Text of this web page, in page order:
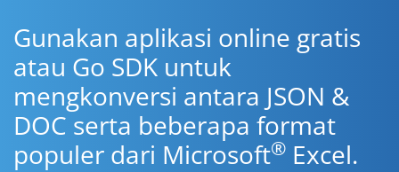
Gunakan aplikasi online gratis
atau Go SDK untuk
mengkonversi antara JSON &
DOC serta beberapa format
populer dari Microsoft® Excel.